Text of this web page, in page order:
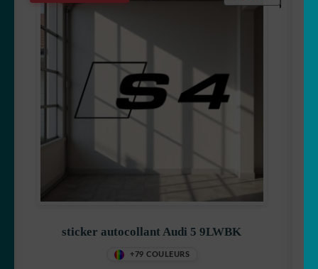
sticker autocollant Audi 5 9LWBK
+79 COULEURS